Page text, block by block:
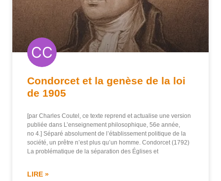
Condorcet et la genèse de la loi
de 1905
[par Charles Coutel, ce texte reprend et actualise une version
publiée dans L’enseignement philosophique, 56e année,
no 4.] Séparé absolument de l’établissement politique de la
société, un prêtre n’est plus qu’un homme. Condorcet (1792)
La problématique de la séparation des Églises et
LIRE »